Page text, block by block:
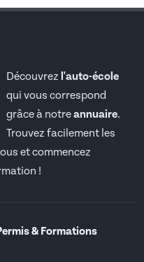
Découvrez l'auto-école
qui vous correspond
grâce à notreannuaire.
Trouvez facilement les
et commencez
!
& Formations